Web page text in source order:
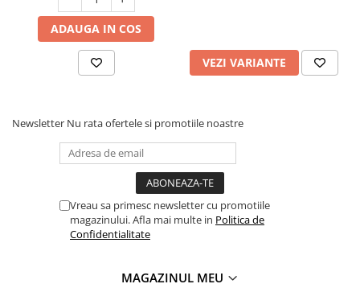
ADAUGA IN COS
VEZI VARIANTE
Newsletter Nu rata ofertele si promotiile noastre
Vreau sa primesc newsletter cu promotiile
magazinului. Afla mai multe in Politica de
Confidentialitate
MAGAZINUL MEU